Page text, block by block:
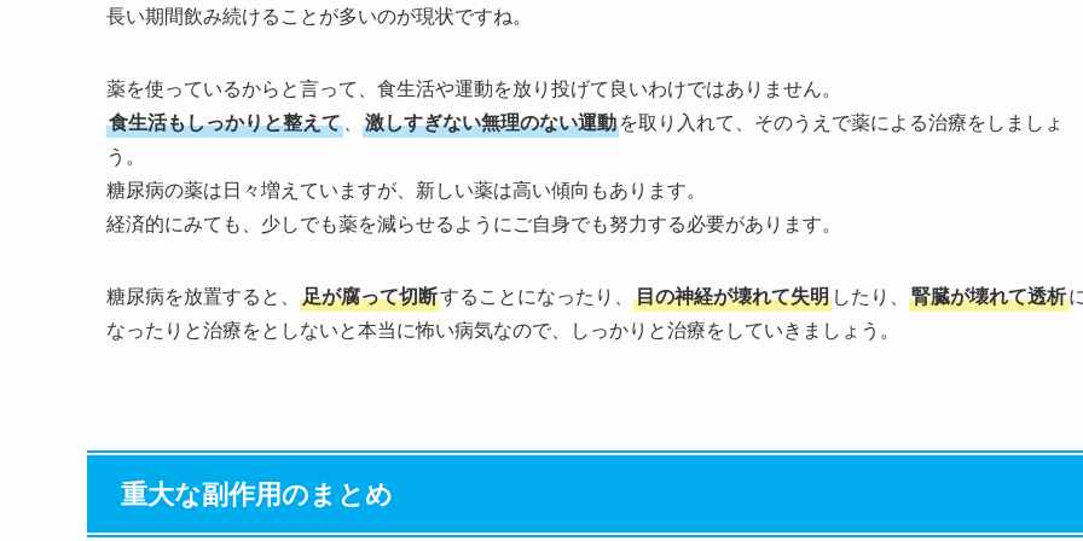
長い期間飲み続けることが多いのが現状ですね。
薬を使っているからと言って、食生活や運動を放り投げて良いわけではありません。
食生活もしっかりと整えて、 激しすぎない無理のない運動を取り入れて、そのうえで薬による治療をしましょ
う。
糖尿病の薬は日々増えていますが、新しい薬は高い傾向もあります。
経済的にみても、少しでも薬を減らせるようにご自身でも努力する必要があります。
糖尿病を放置すると、 足が腐って切断することになったり、 目の神経が壊れて失明 したり、 腎臓が壊れて透析
なったりと治療をとしないと本当に怖い病気なので、しっかりと治療をしていきましょう。
重大な副作用のまとめ